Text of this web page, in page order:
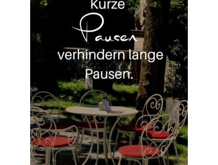
Richtlinie für Rückerstattungen und Rückgaben
Über Wohlzeit
Versandarten